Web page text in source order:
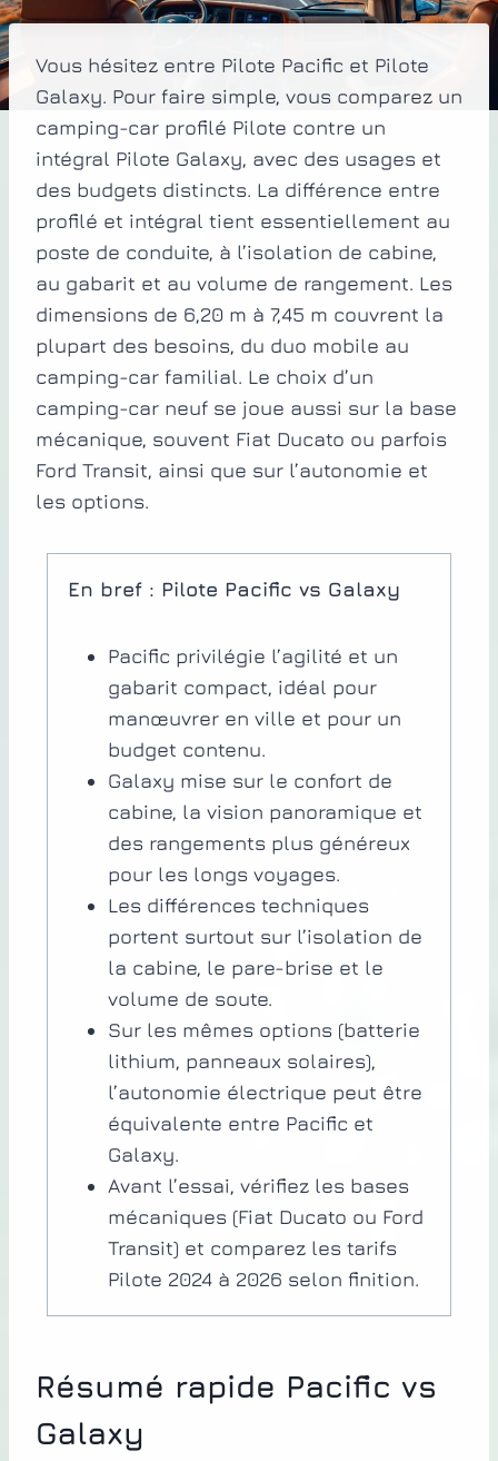
Vous hésitez entre Pilote Pacific et Pilote
Galaxy. Pour faire simple, vous comparez un
camping-car profilé Pilote contre un
intégral Pilote Galaxy, avec des usages et
des budgets distincts. La différence entre
profilé et intégral tient essentiellement au
poste de conduite, à l’isolation de cabine,
au gabarit et au volume de rangement. Les
dimensions de 6,20 m à 7,45 m couvrent la
plupart des besoins, du duo mobile au
camping-car familial. Le choix d’un
camping-car neuf se joue aussi sur la base
mécanique, souvent Fiat Ducato ou parfois
Ford Transit, ainsi que sur l’autonomie et
les options.
En bref : Pilote Pacific vs Galaxy
Pacific privilégie l’agilité et un
gabarit compact, idéal pour
manœuvrer en ville et pour un
budget contenu.
Galaxy mise sur le confort de
cabine, la vision panoramique et
des rangements plus généreux
pour les longs voyages.
Les différences techniques
portent surtout sur l’isolation de
la cabine, le pare-brise et le
volume de soute.
Sur les mêmes options (batterie
lithium, panneaux solaires),
l’autonomie électrique peut être
équivalente entre Pacific et
Galaxy.
Avant l’essai, vérifiez les bases
mécaniques (Fiat Ducato ou Ford
Transit) et comparez les tarifs
Pilote 2024 à 2026 selon finition.
Résumé rapide Pacific vs
Galaxy